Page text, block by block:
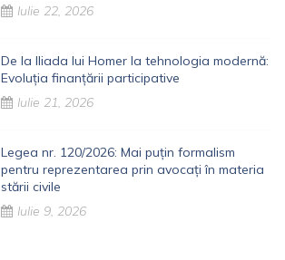
Iulie 22, 2026
De la Iliada lui Homer la tehnologia modernă:
Evoluția finanțării participative
Iulie 21, 2026
Legea nr. 120/2026: Mai puțin formalism
pentru reprezentarea prin avocați în materia
stării civile
Iulie 9, 2026